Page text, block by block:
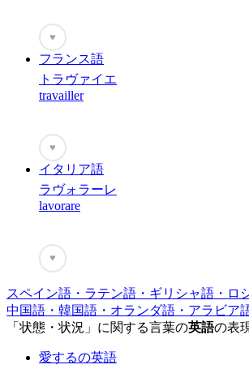
♥
フランス語
トラヴァイエ
travailler
♥
イタリア語
ラヴォラーレ
lavorare
♥
スペイン語・ラテン語・ギリシャ語・ロ
中国語・韓国語・オランダ語・アラビア
「状態・状況」に関する言葉の英語の表
愛するの英語